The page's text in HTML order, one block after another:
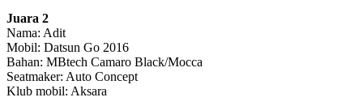
Juara 2
Nama: Adit
Mobil: Datsun Go 2016
Bahan: MBtech Camaro Black/Mocca
Seatmaker: Auto Concept
Klub mobil: Aksara